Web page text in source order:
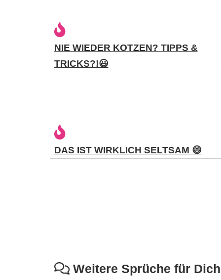
NIE WIEDER KOTZEN? TIPPS &
TRICKS?!😃
DAS IST WIRKLICH SELTSAM 😄
Weitere Sprüche für